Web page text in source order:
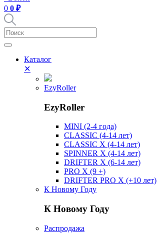
0 0 ₽
Каталог
✕
EzyRoller
EzyRoller
MINI (2-4 года)
CLASSIC (4-14 лет)
CLASSIC X (4-14 лет)
SPINNER X (4-14 лет)
DRIFTER X (6-14 лет)
PRO X (9 +)
DRIFTER PRO X (+10 лет)
К Новому Году
К Новому Году
Распродажа